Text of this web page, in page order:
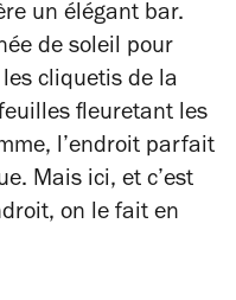
un élégant bar.
de soleil pour
cliquetis de la
fleuretant les
l’endroit parfait
Mais ici, et c’est
on le fait en